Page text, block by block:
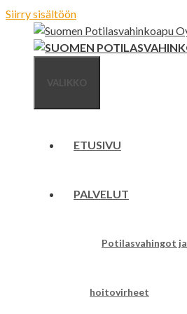
Siirry sisältöön
VALIKKO
ETUSIVU
PALVELUT
Potilasvahingot ja
hoitovirheet